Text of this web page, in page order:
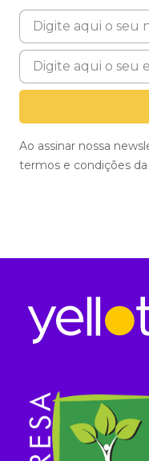
Ao assinar nossa
termos e condições da